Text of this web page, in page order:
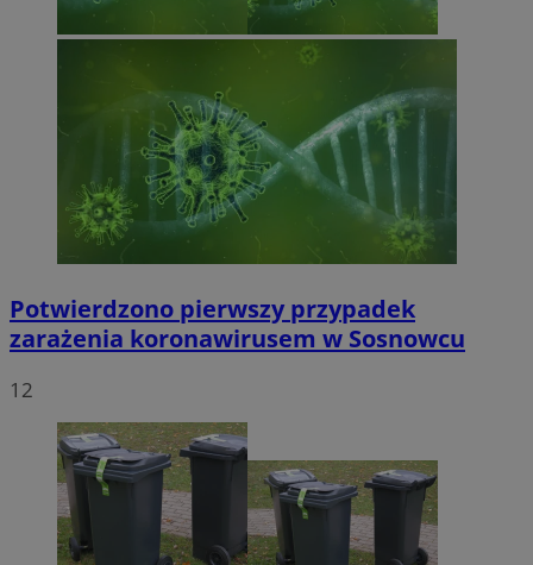
Potwierdzono pierwszy przypadek
zarażenia koronawirusem w Sosnowcu
12